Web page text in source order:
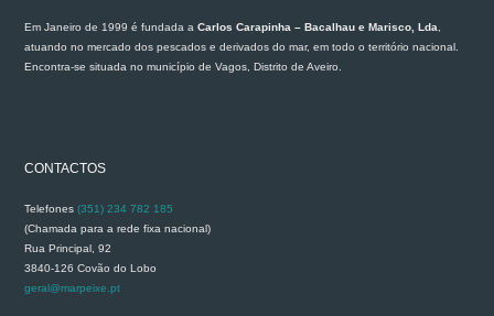
Em Janeiro de 1999 é fundada aCarlos Carapinha – Bacalhau e Marisco, Lda,
atuando no mercado dos pescados e derivados do mar, em todo o território nacional.
Encontra-se situada no município de Vagos, Distrito de Aveiro.
CONTACTOS
Telefones(351) 234 782 185
(Chamada para a rede fixa nacional)
Rua Principal, 92
3840-126 Covão do Lobo
geral@marpeixe.pt